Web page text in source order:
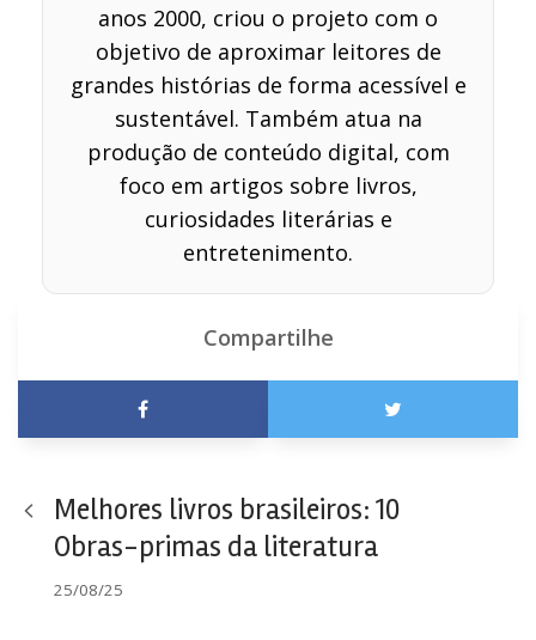
anos 2000, criou o projeto com o
objetivo de aproximar leitores de
grandes histórias de forma acessível e
sustentável. Também atua na
produção de conteúdo digital, com
foco em artigos sobre livros,
curiosidades literárias e
entretenimento.
Compartilhe
Melhores livros brasileiros: 10
Obras-primas da literatura
25/08/25